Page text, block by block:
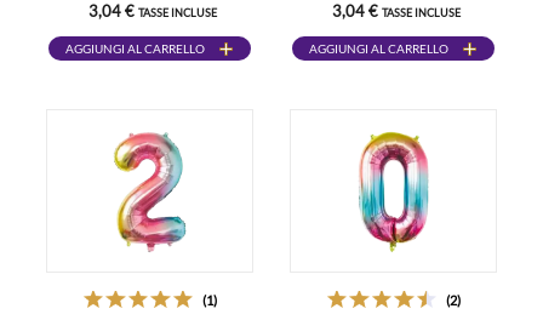
3,04 € TASSE INCLUSE
AGGIUNGI AL CARRELLO
3,04 € TASSE INCLUSE
AGGIUNGI AL CARRELLO
(1) (2)